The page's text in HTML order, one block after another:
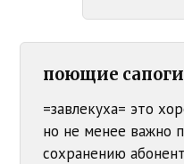
поющие сапоги
но не менее важно
сохранению